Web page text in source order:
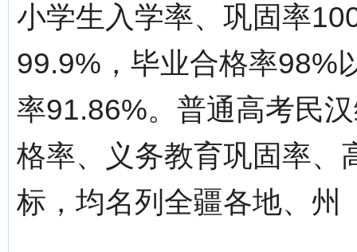
小学生入学率、巩固率
99.9%，毕业合格率98%
率91.86%。普通高考民
格率、义务教育巩固率、
标，均名列全疆各地、州